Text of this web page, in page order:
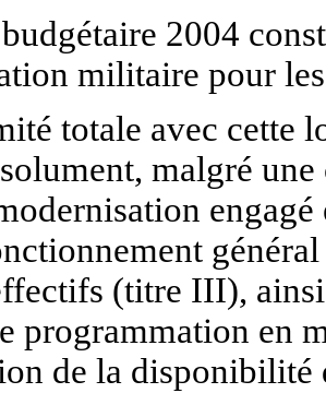
2004
militaire pour
totale avec cette
malgré
(titre III),
programmation en
de la disponibilité